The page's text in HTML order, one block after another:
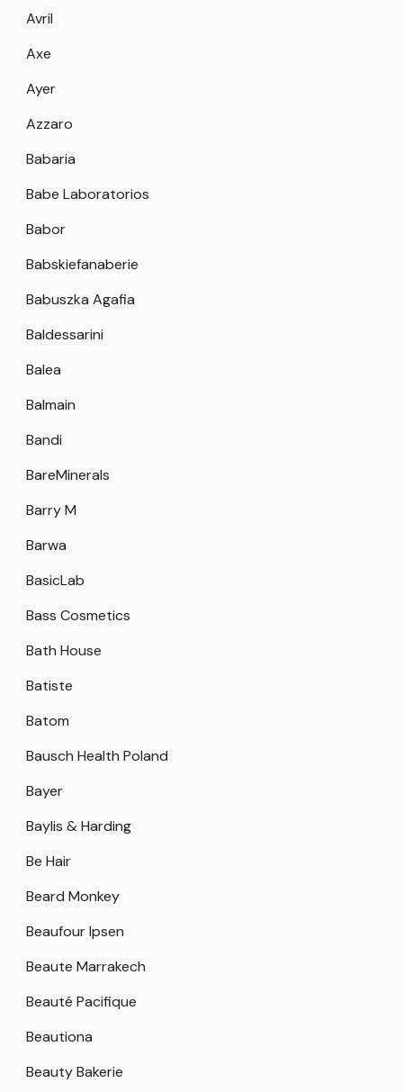
Avril
Axe
Ayer
Azzaro
Babaria
Babe Laboratorios
Babor
Babskiefanaberie
Babuszka Agafia
Baldessarini
Balea
Balmain
Bandi
BareMinerals
Barry M
Barwa
BasicLab
Bass Cosmetics
Bath House
Batiste
Batom
Bausch Health Poland
Bayer
Baylis & Harding
Be Hair
Beard Monkey
Beaufour Ipsen
Beaute Marrakech
Beauté Pacifique
Beautiona
Beauty Bakerie